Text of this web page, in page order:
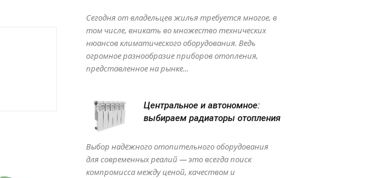
Сегодня от владельцев жилья требуется многое, в
том числе, вникать во множество технических
нюансов климатического оборудования. Ведь
огромное разнообразие приборов отопления,
представленное на рынке...
Центральное и автономное:
выбираем радиаторы отопления
Выбор надёжного отопительного оборудования
для современных реалий — это всегда поиск
компромисса между ценой, качеством и